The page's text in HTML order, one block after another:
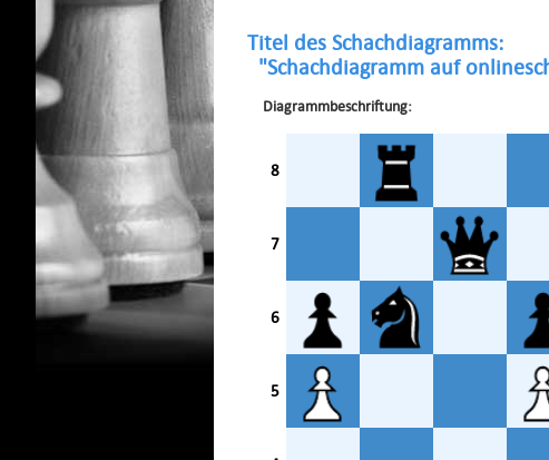
Titel des Schachdiagramms:
"Schachdiagramm auf
Diagrammbeschriftung:
8
7
6
5